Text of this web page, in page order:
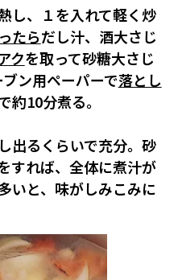
し、１を入れて軽く炒
たらだし汁、酒大さじ
クを取って砂糖大さじ
ン用ペーパーで落とし
約10分煮る。
出るくらいで充分。砂
すれば、全体に煮汁が
いと、味がしみこみに